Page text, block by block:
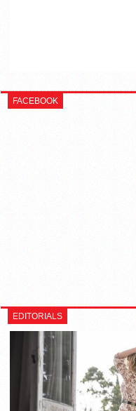
FACEBOOK
EDITORIALS